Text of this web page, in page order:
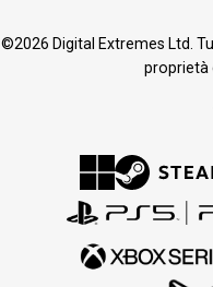
©2026 Digital Extremes Ltd.
proprietà